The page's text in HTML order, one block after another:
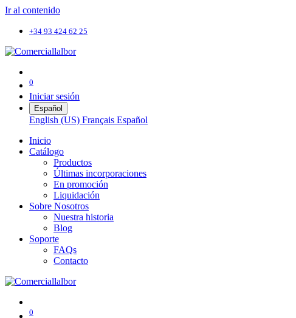
Ir al contenido
+34 93 424 62 25
0
Iniciar sesión
Español
English (US) Français Español
Inicio
Catálogo
Productos
Últimas incorporaciones
En promoción
Liquidación
Sobre Nosotros
Nuestra historia
Blog
Soporte
FAQs
Contacto
0